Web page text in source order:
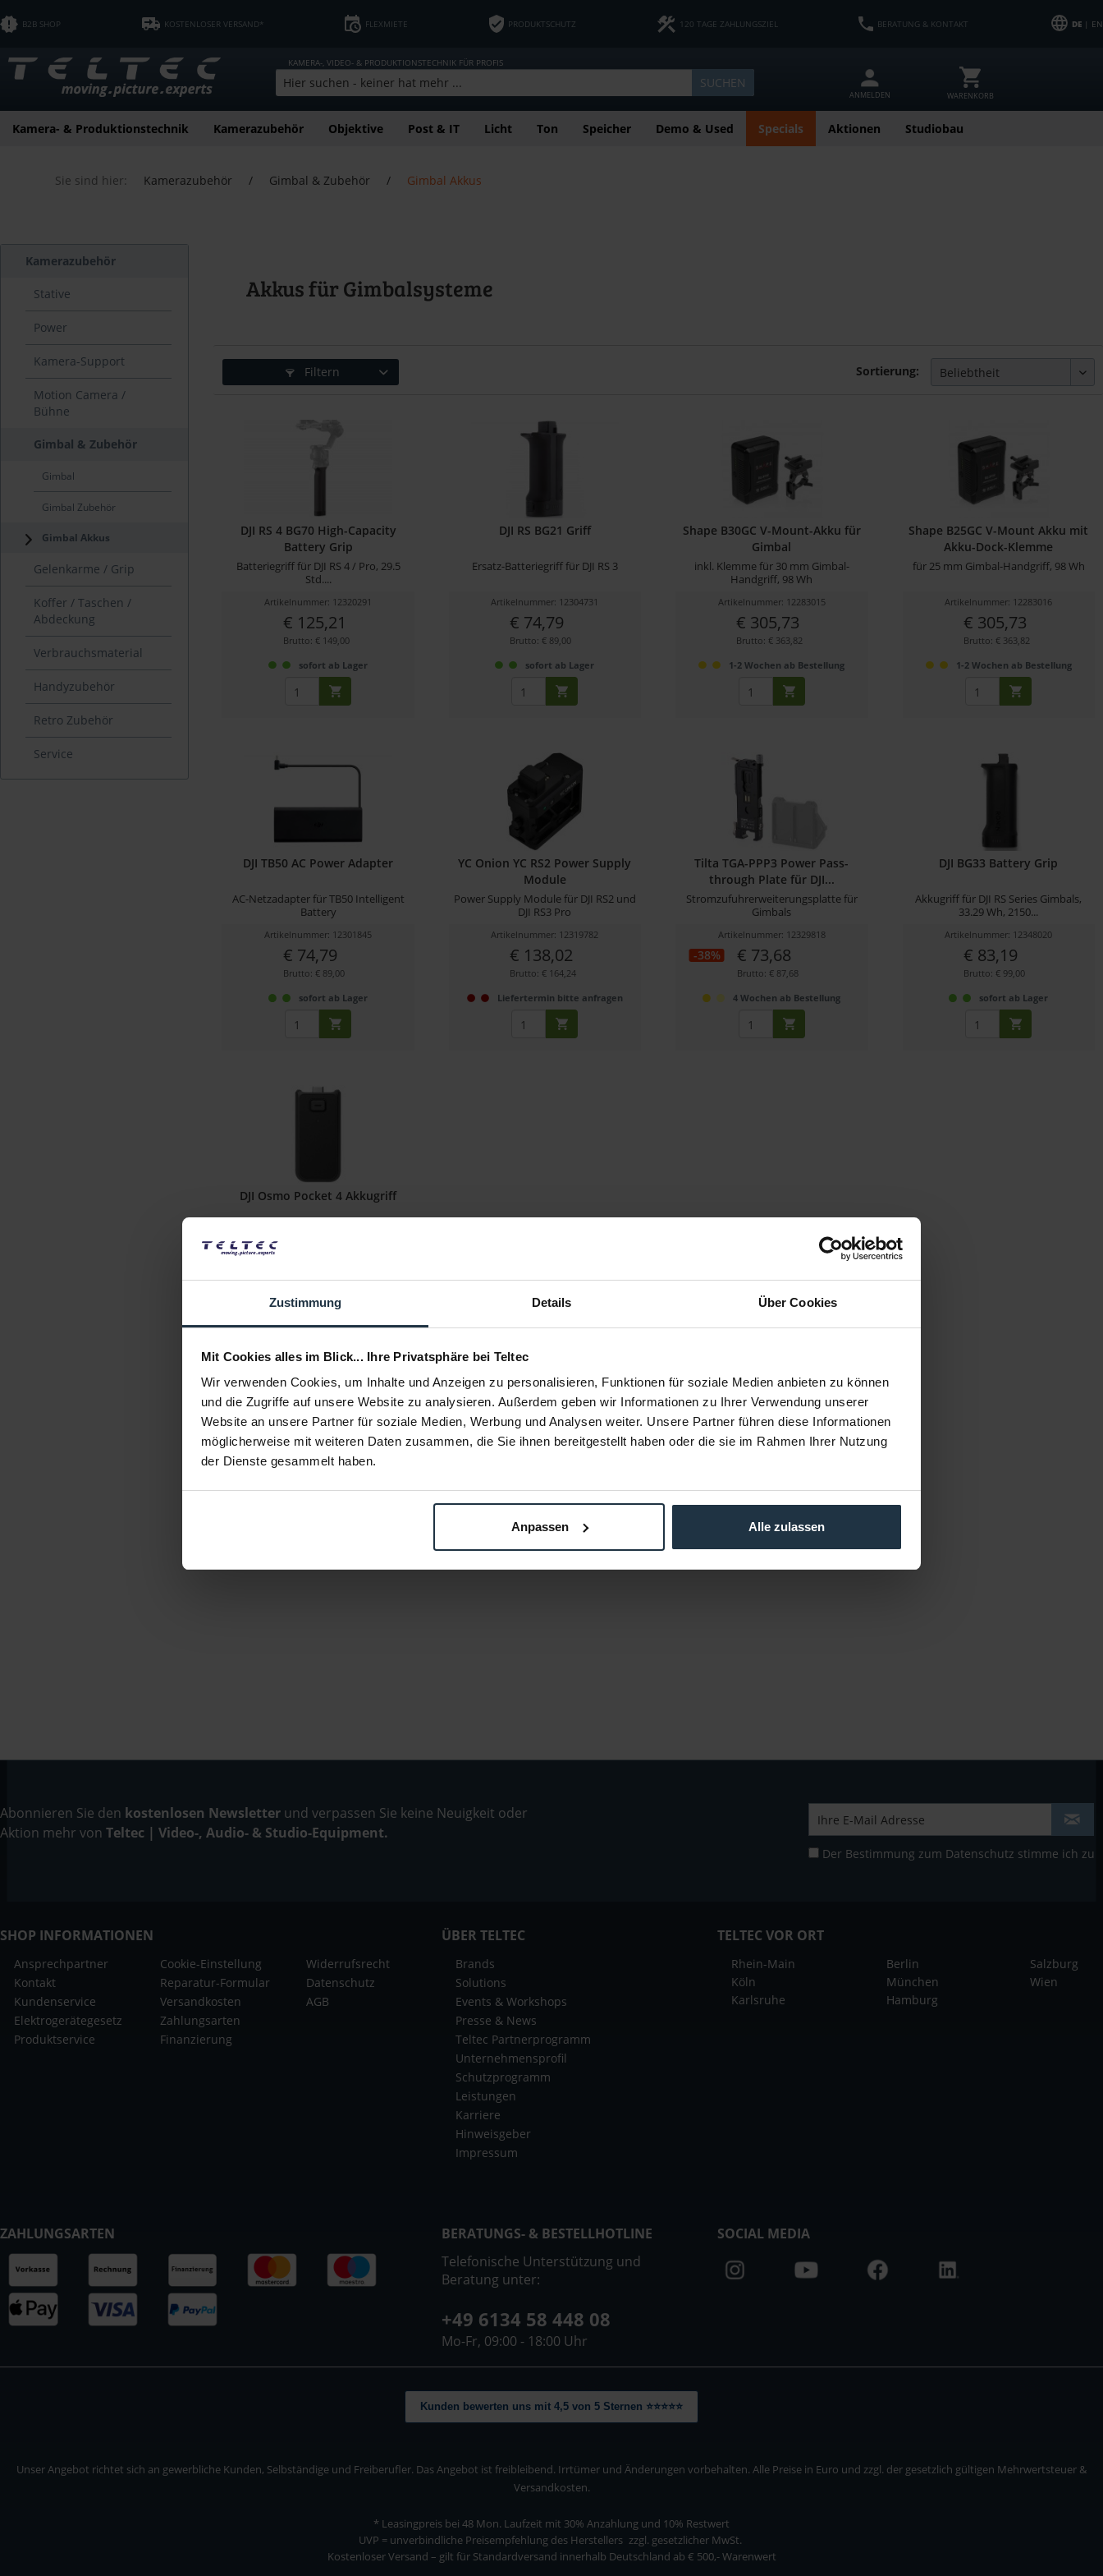
Zustimmung Details Über Cookies
Mit Cookies alles im Blick... Ihre Privatsphäre bei Teltec
Wir verwenden Cookies, um Inhalte und Anzeigen zu personalisieren, Funktionen für soziale Medien anbieten zu können
und die Zugriffe auf unsere Website zu analysieren. Außerdem geben wir Informationen zu Ihrer Verwendung unserer
Website an unsere Partner für soziale Medien, Werbung und Analysen weiter. Unsere Partner führen diese Informationen
möglicherweise mit weiteren Daten zusammen, die Sie ihnen bereitgestellt haben oder die sie im Rahmen Ihrer Nutzung
der Dienste gesammelt haben.
Anpassen Alle zulassen
B2B SHOP KOSTENLOSER VERSAND* FLEXMIETE PRODUKTSCHUTZ 120 TAGE ZAHLUNGSZIEL BERATUNG & KONTAKT DE| EN
KAMERA-, VIDEO- & PRODUKTIONSTECHNIK FÜR PROFIS
SUCHEN
ANMELDEN WARENKORB
Kamera- & Produktionstechnik Kamerazubehör Objektive Post & IT Licht Ton Speicher Demo & Used Specials Aktionen Studiobau
Sie sind hier: Kamerazubehör / Gimbal & Zubehör / Gimbal Akkus
Kamerazubehör
Stative
Power
Kamera-Support
Motion Camera /
Bühne
Gimbal & Zubehör
Gimbal
Gimbal Zubehör
Gimbal Akkus
Gelenkarme / Grip
Koffer / Taschen /
Abdeckung
Verbrauchsmaterial
Handyzubehör
Retro Zubehör
Service
Akkus für Gimbalsysteme
Filtern Sortierung:
DJI RS 4 BG70 High-Capacity
Battery Grip
Batteriegriff für DJI RS 4 / Pro, 29.5
Std....
Artikelnummer: 12320291
€ 125,21
Brutto: € 149,00
sofort ab Lager
DJI RS BG21 Griff
Ersatz-Batteriegriff für DJI RS 3
Artikelnummer: 12304731
€ 74,79
Brutto: € 89,00
sofort ab Lager
Shape B30GC V-Mount-Akku für
Gimbal
inkl. Klemme für 30 mm Gimbal-
Handgriff, 98 Wh
Artikelnummer: 12283015
€ 305,73
Brutto: € 363,82
1-2 Wochen ab Bestellung
Shape B25GC V-Mount Akku mit
Akku-Dock-Klemme
für 25 mm Gimbal-Handgriff, 98 Wh
Artikelnummer: 12283016
€ 305,73
Brutto: € 363,82
1-2 Wochen ab Bestellung
DJI TB50 AC Power Adapter
AC-Netzadapter für TB50 Intelligent
Battery
Artikelnummer: 12301845
€ 74,79
Brutto: € 89,00
sofort ab Lager
YC Onion YC RS2 Power Supply
Module
Power Supply Module für DJI RS2 und
DJI RS3 Pro
Artikelnummer: 12319782
€ 138,02
Brutto: € 164,24
Liefertermin bitte anfragen
Tilta TGA-PPP3 Power Pass-
through Plate für DJI...
Stromzufuhrerweiterungsplatte für
Gimbals
Artikelnummer: 12329818
-38% € 73,68
Brutto: € 87,68
4 Wochen ab Bestellung
DJI BG33 Battery Grip
Akkugriff für DJI RS Series Gimbals,
33.29 Wh, 2150...
Artikelnummer: 12348020
€ 83,19
Brutto: € 99,00
sofort ab Lager
DJI Osmo Pocket 4 Akkugriff
€ 57,98
Brutto: € 69,00
Liefertermin bitte anfragen
Abonnieren Sie den kostenlosen Newsletter und verpassen Sie keine Neuigkeit oder
Aktion mehr von Teltec | Video-, Audio- & Studio-Equipment.
Der Bestimmung zum Datenschutz stimme ich zu
SHOP INFORMATIONEN
Ansprechpartner
Kontakt
Kundenservice
Elektrogerätegesetz
Produktservice
Cookie-Einstellung
Reparatur-Formular
Versandkosten
Zahlungsarten
Finanzierung
Widerrufsrecht
Datenschutz
AGB
ÜBER TELTEC
Brands
Solutions
Events & Workshops
Presse & News
Teltec Partnerprogramm
Unternehmensprofil
Schutzprogramm
Leistungen
Karriere
Hinweisgeber
Impressum
TELTEC VOR ORT
Rhein-Main
Köln
Karlsruhe
Berlin
München
Hamburg
Salzburg
Wien
ZAHLUNGSARTEN
BERATUNGS- & BESTELLHOTLINE
Telefonische Unterstützung und
Beratung unter:
+49 6134 58 448 08
Mo-Fr, 09:00 - 18:00 Uhr
SOCIAL MEDIA
Kunden bewerten uns mit 4,5 von 5 Sternen ⭐⭐⭐⭐⭐
Unser Angebot richtet sich an gewerbliche Kunden, Selbständige und Freiberufler. Das Angebot ist freibleibend. Irrtümer und Änderungen vorbehalten. Alle Preise in Euro und zzgl. der gesetzlich gültigen Mehrwertsteuer &
Versandkosten.
* Leasingpreis bei 48 Mon. Laufzeit mit 30% Anzahlung und 10% Restwert
UVP = unverbindliche Preisempfehlung des Herstellers zzgl. gesetzlicher MwSt.
Kostenloser Versand – gilt für Standardversand innerhalb Deutschland ab € 500,- Warenwert